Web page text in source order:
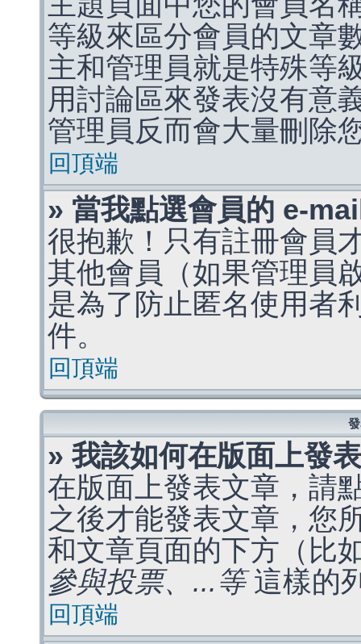
等級來區分會員的文章
主和管理員就是特殊等
用討論區來發表沒有意
管理員反而會大量刪除
回頂端
» 當我點選會員的 e-
很抱歉！只有註冊會員
其他會員（如果管理員
是為了防止匿名使用者
件。
回頂端
» 我該如何在版面上發
在版面上發表文章，請
之後才能發表文章，您
和文章頁面的下方（比
參與投票、...等這樣的
回頂端